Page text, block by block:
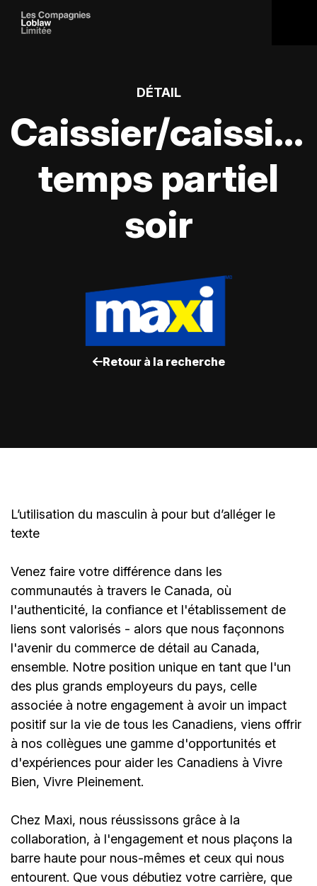
DÉTAIL
Caissier/
temps partiel
soir
Retour à la recherche
L’utilisation du masculin à pour but d’alléger le
texte
Venez faire votre différence dans les
communautés à travers le Canada, où
l'authenticité, la confiance et l'établissement de
liens sont valorisés - alors que nous façonnons
l'avenir du commerce de détail au Canada,
ensemble. Notre position unique en tant que l'un
des plus grands employeurs du pays, celle
associée à notre engagement à avoir un impact
positif sur la vie de tous les Canadiens, viens offrir
à nos collègues une gamme d'opportunités et
d'expériences pour aider les Canadiens à Vivre
Bien, Vivre Pleinement.
Chez Maxi, nous réussissons grâce à la
collaboration, à l'engagement et nous plaçons la
barre haute pour nous-mêmes et ceux qui nous
entourent. Que vous débutiez votre carrière, que